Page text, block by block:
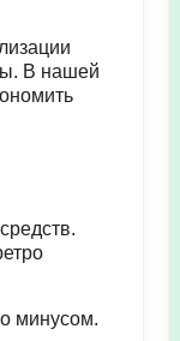
В нашей
минусом.